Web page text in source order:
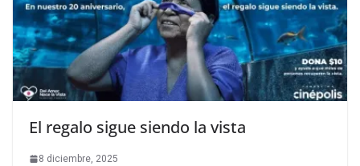
El regalo sigue siendo la vista
8 diciembre, 2025